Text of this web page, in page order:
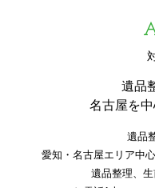
遺品
名古屋を
遺品
愛知・名古屋エリア中
遺品整理、生